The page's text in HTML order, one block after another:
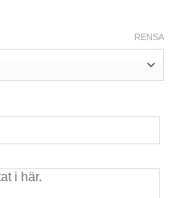
RENSA